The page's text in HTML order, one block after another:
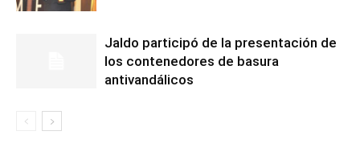
Jaldo participó de la presentación de
los contenedores de basura
antivandálicos